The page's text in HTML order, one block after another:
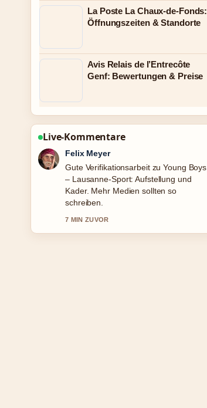
La Poste La Chaux-de-Fonds:
Öffnungszeiten & Standorte
Avis Relais de l’Entrecôte
Genf: Bewertungen & Preise
Live-Kommentare
Laura Becker
Starke Einordnung zu Frisuren, die
jünger machen ab 50: Vorher-
Nachher.... Das ist die klarste
Zusammenfassung, die ich heute